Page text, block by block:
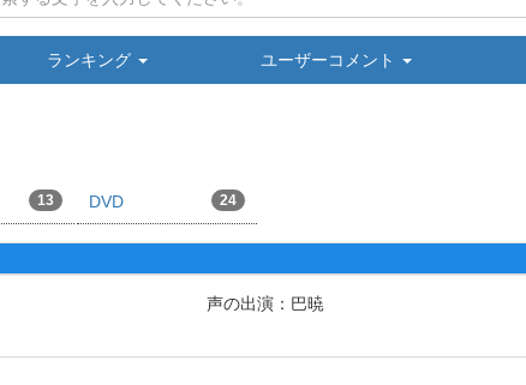
ランキング ユーザーコメント
13 DVD 24
声の出演：巴暁